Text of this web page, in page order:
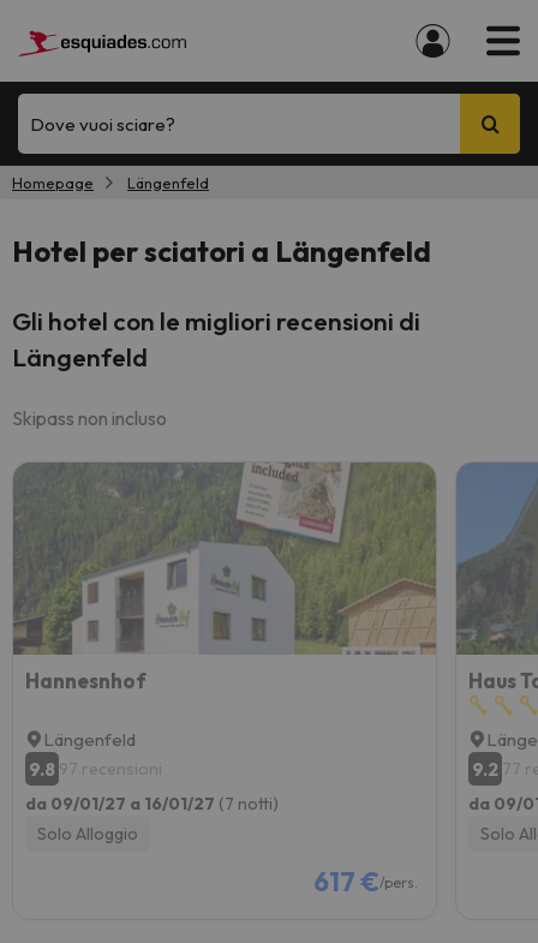
Dove vuoi sciare?
Homepage Längenfeld
Hotel per sciatori a Längenfeld
Gli hotel con le migliori recensioni di
Längenfeld
Skipass non incluso
Hannesnhof
Längenfeld
9.8 97 recensioni
da 09/01/27 a 16/01/27 (7 notti)
Solo Alloggio
617 €/pers.
Haus
9.2 77
da 09/
Solo